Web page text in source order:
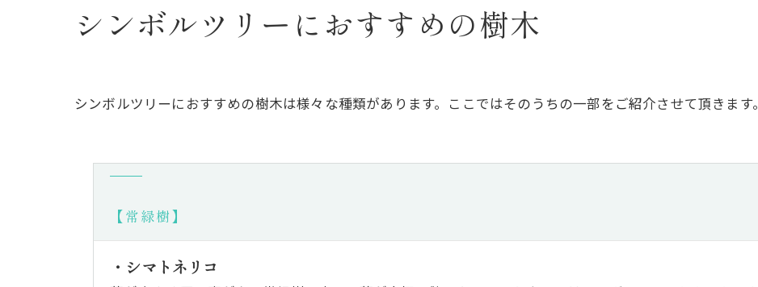
シンボルツリーにおすすめの樹木
シンボルツリーにおすすめの樹木は様々な種類があります。ここではそのうちの一部をご紹介させて頂きます。
【常緑樹】
・シマトネリコ